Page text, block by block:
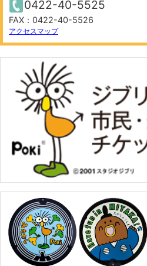
0422-40-5525
FAX：0422-40-5526
アクセスマップ